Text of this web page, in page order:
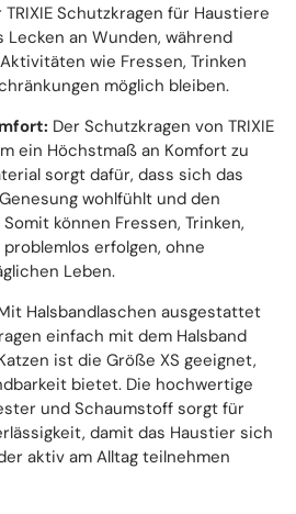
TRIXIE Schutzkragen für Haustiere
an Wunden, während
wie Fressen, Trinken
möglich bleiben.
Der Schutzkragen von TRIXIE
ein Höchstmaß an Komfort zu
sorgt dafür, dass sich das
wohlfühlt und den
können Fressen, Trinken,
erfolgen, ohne
Leben.
Halsbandlaschen ausgestattet
einfach mit dem Halsband
ist die Größe XS geeignet,
bietet. Die hochwertige
und Schaumstoff sorgt für
damit das Haustier sich
aktiv am Alltag teilnehmen